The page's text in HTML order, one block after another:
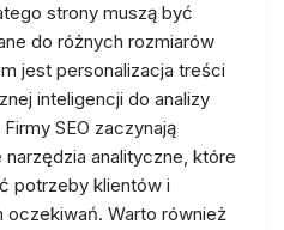
strony muszą być
do różnych rozmiarów
jest personalizacja treści
inteligencji do analizy
SEO zaczynają
analityczne, które
potrzeby klientów i
Warto również